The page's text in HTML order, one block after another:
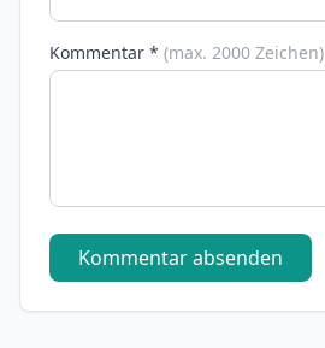
Kommentar * (max. 2000 Zeichen)
Kommentar absenden